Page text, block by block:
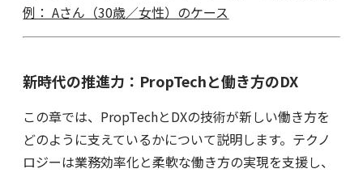
例： Aさん（30歳／女性）のケース
新時代の推進力：PropTechと働き方のDX
この章では、PropTechとDXの技術が新しい働き方を
どのように支えているかについて説明します。テクノ
ロジーは業務効率化と柔軟な働き方の実現を支援し、